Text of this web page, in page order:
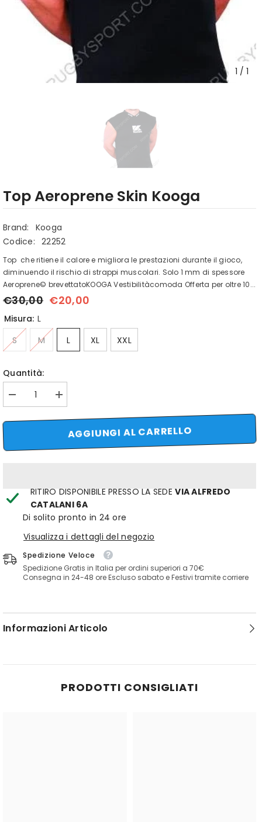
1 / 1
Top Aeroprene Skin Kooga
Brand:
Kooga
Codice: 22252
Top che ritiene il calore e migliora le prestazioni durante il gioco,
diminuendo il rischio di strappi muscolari. Solo 1 mm di spessore
Aeroprene© brevettatoKOOGA Vestibilitàcomoda Offerta per oltre 10...
€30,00 €20,00
Misura: L
S
M L XL XXL
Quantità:
Diminuisci
quantità
kooga
Aumenta
quantità
aeroprene
kooga
AGGIUNGI AL CARRELLO
RITIRO DISPONIBILE PRESSO LA SEDEVIA ALFREDO
CATALANI 6A
Di solito pronto in 24 ore
Visualizza i dettagli del negozio
Spedizione Veloce
Spedizione Gratis in Italia per ordini superiori a 70€
Consegna in 24-48 ore Escluso sabato e Festivi tramite corriere
Informazioni Articolo
PRODOTTI CONSIGLIATI